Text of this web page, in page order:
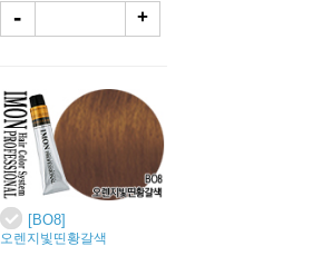
- +
[BO8]
오렌지빛띤황갈색